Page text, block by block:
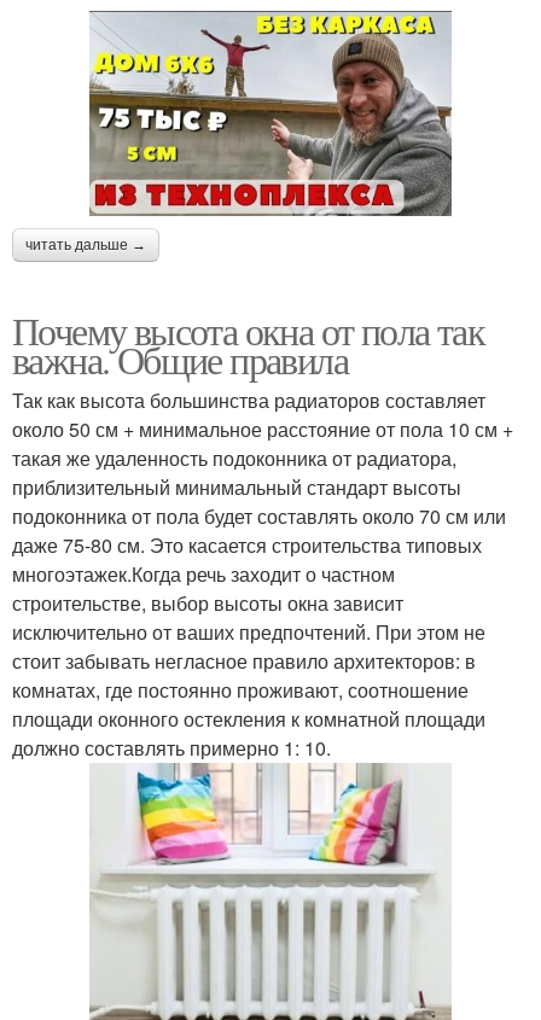
читать дальше →
Почему высота окна от пола так
важна. Общие правила
Так как высота большинства радиаторов составляет
около 50 см + минимальное расстояние от пола 10 см +
такая же удаленность подоконника от радиатора,
приблизительный минимальный стандарт высоты
подоконника от пола будет составлять около 70 см или
даже 75-80 см. Это касается строительства типовых
многоэтажек.Когда речь заходит о частном
строительстве, выбор высоты окна зависит
исключительно от ваших предпочтений. При этом не
стоит забывать негласное правило архитекторов: в
комнатах, где постоянно проживают, соотношение
площади оконного остекления к комнатной площади
должно составлять примерно 1: 10.